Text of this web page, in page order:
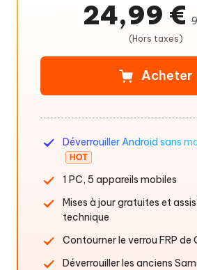
24,99 €
(Hors taxes)
Acheter
Déverrouiller Android sans
1 PC, 5 appareils mobiles
Mises à jour gratuites et
technique
Contourner le verrou FRP de
Déverrouiller les anciens